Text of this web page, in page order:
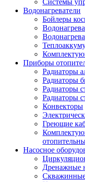
Водонагреватели
Бойлеры
Приборы
Радиаторы
Радиаторы
Радиаторы
Радиаторы
Конвекторы
Греющие
Насосное
Дренажные